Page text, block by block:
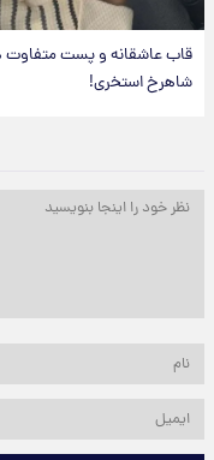
قاب عاشقانه و پست متفاوت
شاهرخ استخری!